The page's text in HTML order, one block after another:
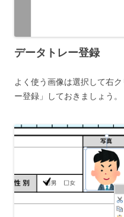
データトレー登録
よく使う画像は選択して右
ー登録」しておきましょう。